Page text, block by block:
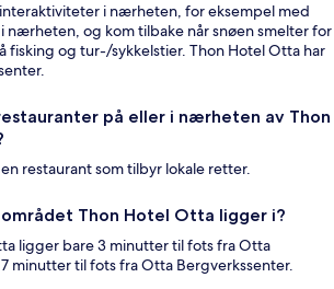
i nærheten, for eksempel med
nærheten, og kom tilbake når snøen smelter for
fisking og tur-/sykkelstier. Thon Hotel Otta har
på eller i nærheten av Thon
restaurant som tilbyr lokale retter.
Thon Hotel Otta ligger i?
ligger bare 3 minutter til fots fra Otta
minutter til fots fra Otta Bergverkssenter.